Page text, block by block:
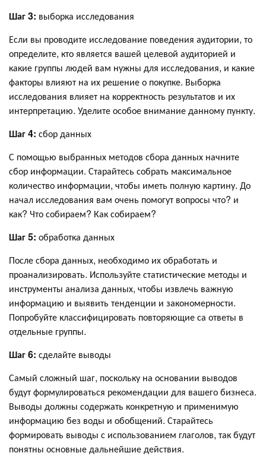
Шаг 3: выборка исследования
Если вы проводите исследование поведения аудитории, то
определите, кто является вашей целевой аудиторией и
какие группы людей вам нужны для исследования, и какие
факторы влияют на их решение о покупке. Выборка
исследования влияет на корректность результатов и их
интерпретацию. Уделите особое внимание данному пункту.
Шаг 4: сбор данных
С помощью выбранных методов сбора данных начните
сбор информации. Старайтесь собрать максимальное
количество информации, чтобы иметь полную картину. До
начал исследования вам очень помогут вопросы что? и
как? Что собираем? Как собираем?
Шаг 5: обработка данных
После сбора данных, необходимо их обработать и
проанализировать. Используйте статистические методы и
инструменты анализа данных, чтобы извлечь важную
информацию и выявить тенденции и закономерности.
Попробуйте классифицировать повторяющие са ответы в
отдельные группы.
Шаг 6: сделайте выводы
Самый сложный шаг, поскольку на основании выводов
будут формулироваться рекомендации для вашего бизнеса.
Выводы должны содержать конкретную и применимую
информацию без воды и обобщений. Старайтесь
формировать выводы с использованием глаголов, так будут
понятны основные дальнейшие действия.